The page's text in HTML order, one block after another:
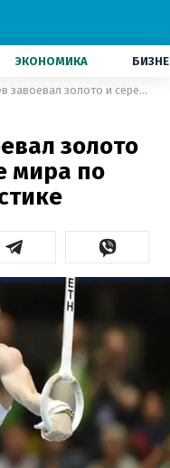
ЭКОНОМИКА
Олег Верняев завоевал золото и серебро на Кубке мира по спортивной гимнастике
золото
мира по